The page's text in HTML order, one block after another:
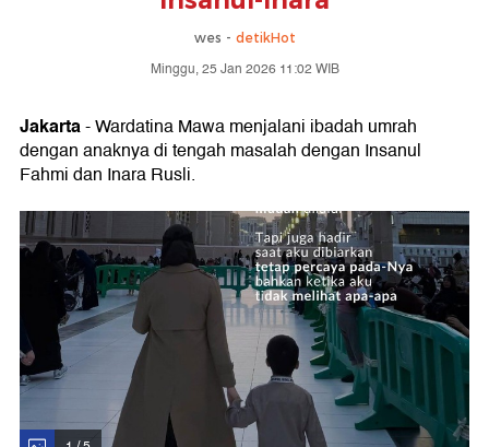
wes - detikHot
Minggu, 25 Jan 2026 11:02 WIB
Jakarta- Wardatina Mawa menjalani ibadah umrah
dengan anaknya di tengah masalah dengan Insanul
Fahmi dan Inara Rusli.